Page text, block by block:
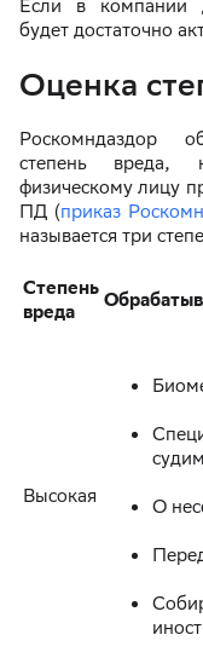
Если в компании
будет достаточно
Оценка
Роскомндаздор
степень вреда,
физическому лицу
ПД (приказ
называется три
Степень
вреда
Высокая
О